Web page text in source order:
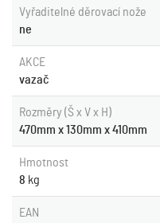
Vyřaditelné děrovací nože
ne
AKCE
vazač
Rozměry (Š x V x H)
470mm x 130mm x 410mm
Hmotnost
8 kg
EAN